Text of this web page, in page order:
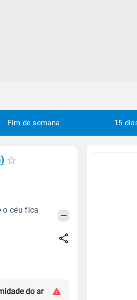
Fim de semana 15
o céu fica
do ar